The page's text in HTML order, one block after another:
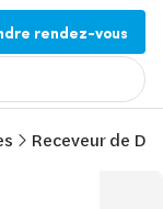
rendez-vous
Receveur de